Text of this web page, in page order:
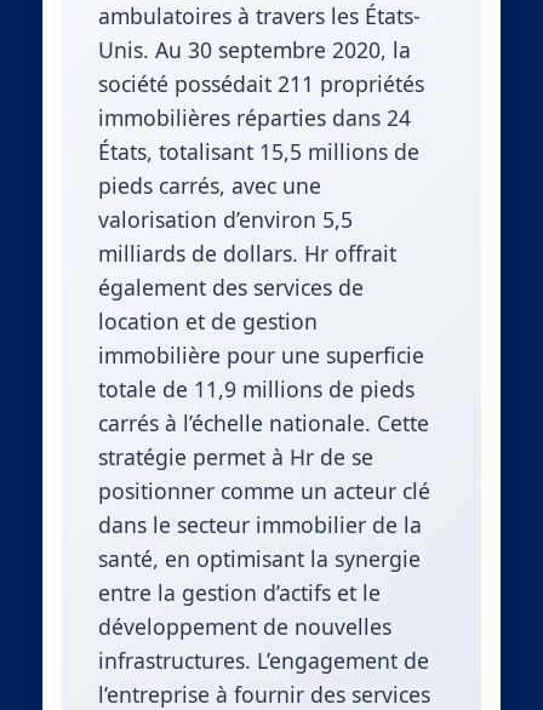
ambulatoires à travers les États-
Unis. Au 30 septembre 2020, la
société possédait 211 propriétés
immobilières réparties dans 24
États, totalisant 15,5 millions de
pieds carrés, avec une
valorisation d’environ 5,5
milliards de dollars. Hr offrait
également des services de
location et de gestion
immobilière pour une superficie
totale de 11,9 millions de pieds
carrés à l’échelle nationale. Cette
stratégie permet à Hr de se
positionner comme un acteur clé
dans le secteur immobilier de la
santé, en optimisant la synergie
entre la gestion d’actifs et le
développement de nouvelles
infrastructures. L’engagement de
l’entreprise à fournir des services